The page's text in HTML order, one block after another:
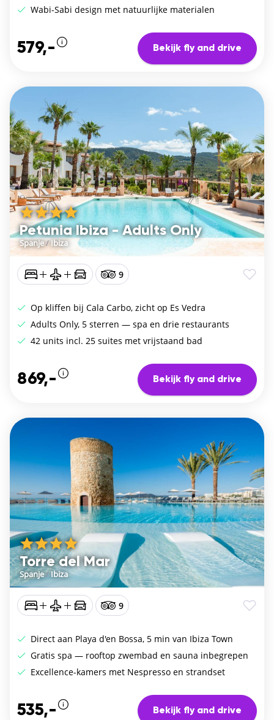
Wabi-Sabi design met natuurlijke materialen
579,- Bekijk fly and drive
Petunia Ibiza - Adults Only
Spanje/Ibiza
9
Op kliffen bij Cala Carbo, zicht op Es Vedra
Adults Only, 5 sterren — spa en drie restaurants
42 units incl. 25 suites met vrijstaand bad
869,- Bekijk fly and drive
Torre del Mar
Spanje/Ibiza
9
Direct aan Playa d'en Bossa, 5 min van Ibiza Town
Gratis spa — rooftop zwembad en sauna inbegrepen
Excellence-kamers met Nespresso en strandset
535,- Bekijk fly and drive